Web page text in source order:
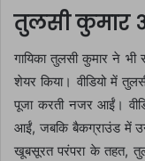
तुलसी कुमार
गायिका तुलसी कुमार ने भी
शेयर किया। वीडियो में
पूजा करती नजर आईं।
आईं, जबकि बैकग्राउंड में
खूबसूरत परंपरा के तहत,